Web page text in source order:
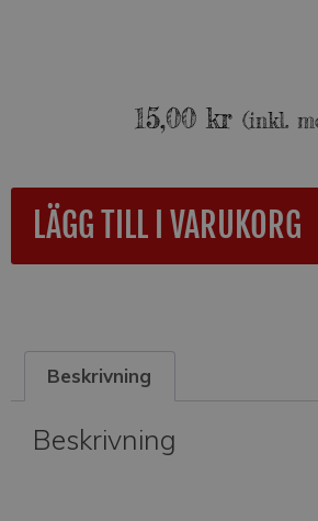
15,00 kr (inkl.
LÄGG TILL I VARUKORG
Beskrivning
Beskrivning